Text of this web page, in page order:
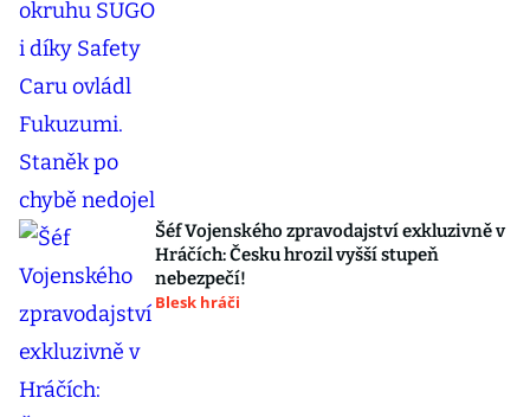
Šéf Vojenského zpravodajství exkluzivně v
Hráčích: Česku hrozil vyšší stupeň
nebezpečí!
Blesk hráči